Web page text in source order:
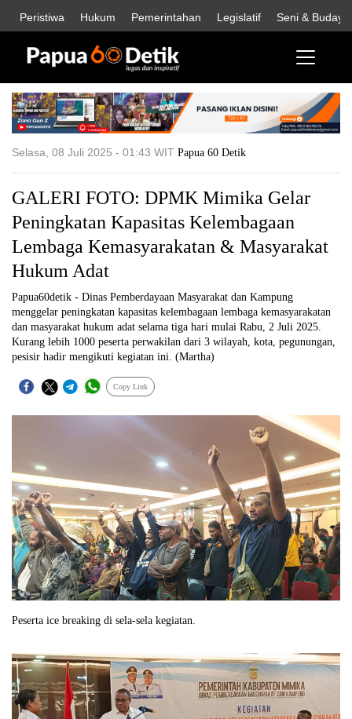
Peristiwa Hukum Pemerintahan Legislatif Seni & Budaya
Selasa, 08 Juli 2025 - 01:43 WIT Papua 60 Detik
GALERI FOTO: DPMK Mimika Gelar
Peningkatan Kapasitas Kelembagaan
Lembaga Kemasyarakatan & Masyarakat
Hukum Adat
Papua60detik - Dinas Pemberdayaan Masyarakat dan Kampung
menggelar peningkatan kapasitas kelembagaan lembaga kemasyarakatan
dan masyarakat hukum adat selama tiga hari mulai Rabu, 2 Juli 2025.
Kurang lebih 1000 peserta perwakilan dari 3 wilayah, kota, pegunungan,
pesisir hadir mengikuti kegiatan ini. (Martha)
Copy Link
Peserta ice breaking di sela-sela kegiatan.